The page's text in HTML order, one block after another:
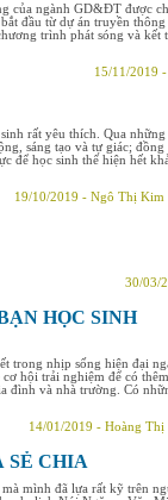
của ngành GD&ĐT được
đầu từ dự án truyền thông
trình phát sóng và kết
15/11/2019
rất yêu thích. Qua những
sáng tạo và tự giác; đồng
để học sinh thể hiện hết
19/10/2019 - Ngô Thị Kim
30/03/
HỌC SINH
trong nhịp sống hiện đại
cơ hội trải nghiệm để có
đình và nhà trường. Có
14/01/2019 - Hoàng Thị
SẺ CHIA
mình đã lựa rất kỹ trên